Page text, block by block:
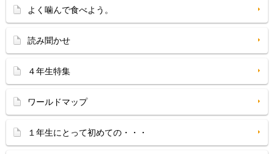
よく噛んで食べよう。
読み聞かせ
４年生特集
ワールドマップ
１年生にとって初めての・・・